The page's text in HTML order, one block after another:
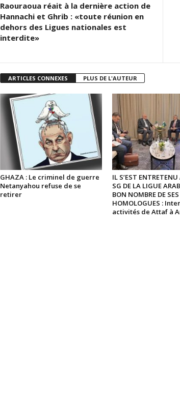
Raouraoua réait à la dernière action de
Hannachi et Ghrib : «toute réunion en
dehors des Ligues nationales est
interdite»
ARTICLES CONNEXES PLUS DE L'AUTEUR
GHAZA : Le criminel de guerre
Netanyahou refuse de se
retirer
IL S’EST ENTRETENU
SG DE LA LIGUE
BON NOMBRE DE SES
HOMOLOGUES :
activités de Attaf à